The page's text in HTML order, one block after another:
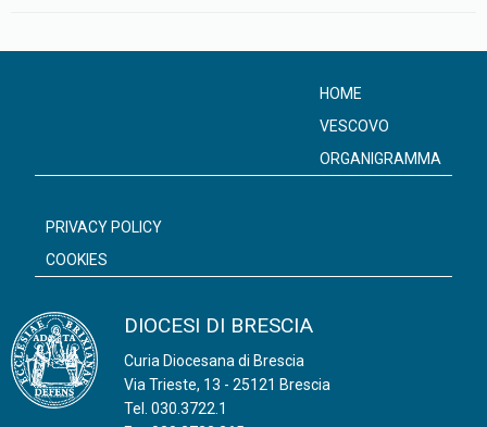
DIOCESI DI BRESCIA
Curia Diocesana di Brescia
Via Trieste, 13 - 25121 Brescia
Tel. 030.3722.1
HOME
VESCOVO
ORGANIGRAMMA
PRIVACY POLICY
COOKIES